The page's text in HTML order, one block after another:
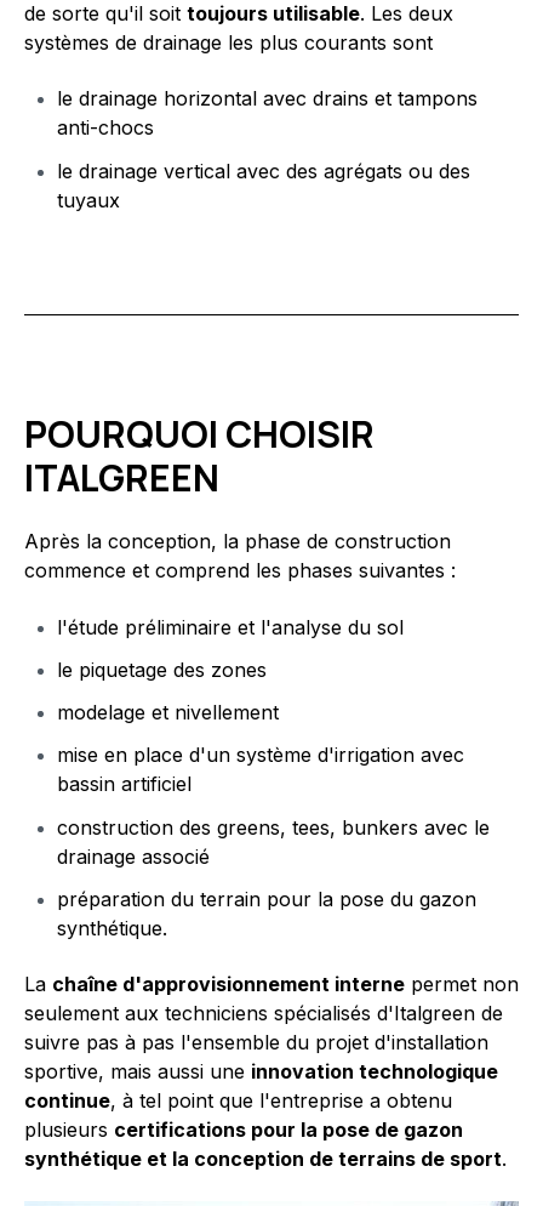
de sorte qu'il soit toujours utilisable. Les deux
systèmes de drainage les plus courants sont
le drainage horizontal avec drains et tampons
anti-chocs
le drainage vertical avec des agrégats ou des
tuyaux
POURQUOI CHOISIR
ITALGREEN
Après la conception, la phase de construction
commence et comprend les phases suivantes :
l'étude préliminaire et l'analyse du sol
le piquetage des zones
modelage et nivellement
mise en place d'un système d'irrigation avec
bassin artificiel
construction des greens, tees, bunkers avec le
drainage associé
préparation du terrain pour la pose du gazon
synthétique.
La chaîne d'approvisionnement interne permet non
seulement aux techniciens spécialisés d'Italgreen de
suivre pas à pas l'ensemble du projet d'installation
sportive, mais aussi une innovation technologique
continue, à tel point que l'entreprise a obtenu
plusieurs certifications pour la pose de gazon
synthétique et la conception de terrains de sport.